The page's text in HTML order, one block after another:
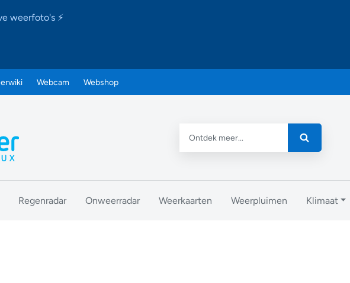
weerfoto's ⚡
Webcam Webshop
Regenradar Onweerradar Weerkaarten Weerpluimen Klimaat